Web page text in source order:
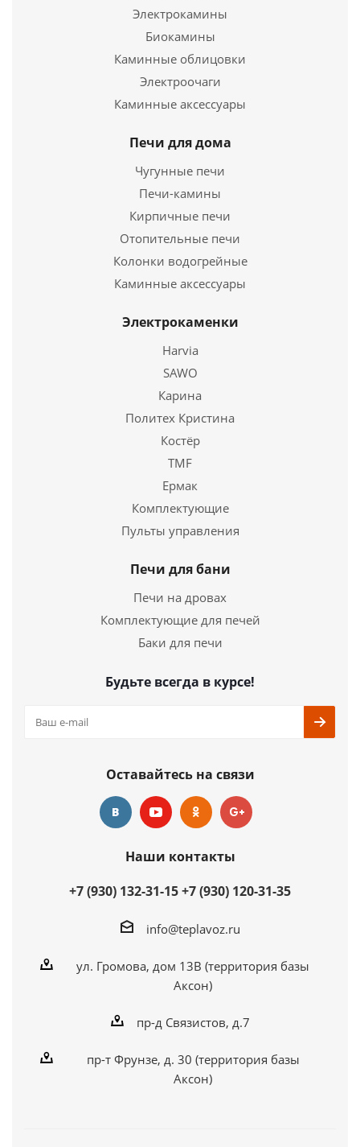
Купить в 1 клик
Труба Термо ТТ-Р L 1000 430. 0.5/Оц, 0,55 d 200/260
Подробнее
Купить в 1 клик
Электрокамины
Биокамины
Каминные облицовки
Электроочаги
Каминные аксессуары
Печи для дома
Чугунные печи
Печи-камины
Кирпичные печи
Отопительные печи
Колонки водогрейные
Каминные аксессуары
Электрокаменки
Harvia
SAWO
Карина
Политех Кристина
Костёр
TMF
Ермак
Комплектующие
Пульты управления
Печи для бани
Печи на дровах
Комплектующие для печей
Баки для печи
Будьте всегда в курсе!
Оставайтесь на связи
Наши контакты
+7 (930) 132-31-15+7 (930) 120-31-35
info@teplavoz.ru
ул. Громова, дом 13В (территория базы
Аксон)
пр-д Связистов, д.7
пр-т Фрунзе, д. 30 (территория базы
Аксон)